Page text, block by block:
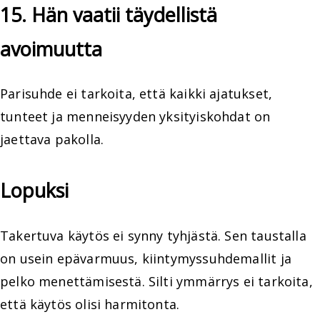
15. Hän vaatii täydellistä
avoimuutta
Parisuhde ei tarkoita, että kaikki ajatukset,
tunteet ja menneisyyden yksityiskohdat on
jaettava pakolla.
Lopuksi
Takertuva käytös ei synny tyhjästä. Sen taustalla
on usein epävarmuus, kiintymyssuhdemallit ja
pelko menettämisestä. Silti ymmärrys ei tarkoita,
että käytös olisi harmitonta.